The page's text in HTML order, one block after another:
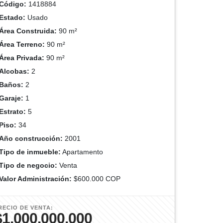
1418884
Usado
Construida: 90 m²
Terreno: 90 m²
Privada: 90 m²
2
2
1
5
34
construcción: 2001
de inmueble: Apartamento
de negocio: Venta
Administración: $600.000 COP
DE VENTA: